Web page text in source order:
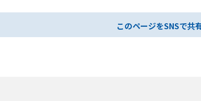
このページをSNSで共